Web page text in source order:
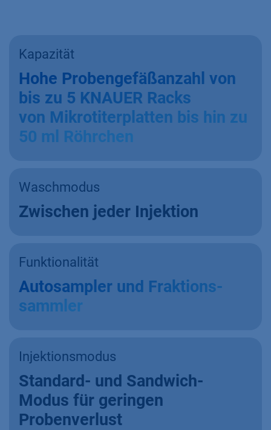
Kapazität
Hohe Probengefäßanzahl von
bis zu 5 KNAUER Racks
von Mikrotiterplatten bis hin zu
50 ml Röhrchen
Waschmodus
Zwischen jeder Injektion
Funktionalität
Autosampler und Fraktions-
sammler
Injektionsmodus
Standard- und Sandwich-
Modus für geringen
Probenverlust